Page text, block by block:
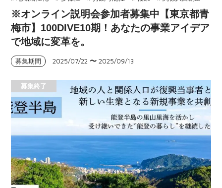
※オンライン説明会参加者募集中【東京都青
梅市】100DIVE10期！あなたの事業アイデア
で地域に変革を。
募集期間 2025/07/22 〜2025/09/13
募集終了